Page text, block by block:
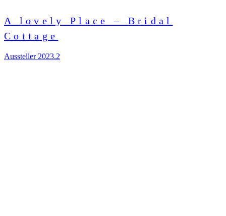
A lovely Place – Bridal
Cottage
Aussteller 2023.2